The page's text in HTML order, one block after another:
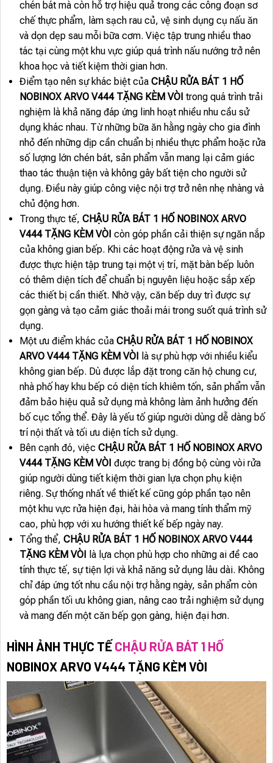
chén bát mà còn hỗ trợ hiệu quả trong các công đoạn sơ
chế thực phẩm, làm sạch rau củ, vệ sinh dụng cụ nấu ăn
và dọn dẹp sau mỗi bữa cơm. Việc tập trung nhiều thao
tác tại cùng một khu vực giúp quá trình nấu nướng trở nên
khoa học và tiết kiệm thời gian hơn.
Điểm tạo nên sự khác biệt của CHẬU RỬA BÁT 1 HỐ
NOBINOX ARVO V444 TẶNG KÈM VÒI trong quá trình trải
nghiệm là khả năng đáp ứng linh hoạt nhiều nhu cầu sử
dụng khác nhau. Từ những bữa ăn hằng ngày cho gia đình
nhỏ đến những dịp cần chuẩn bị nhiều thực phẩm hoặc rửa
số lượng lớn chén bát, sản phẩm vẫn mang lại cảm giác
thao tác thuận tiện và không gây bất tiện cho người sử
dụng. Điều này giúp công việc nội trợ trở nên nhẹ nhàng và
chủ động hơn.
Trong thực tế, CHẬU RỬA BÁT 1 HỐ NOBINOX ARVO
V444 TẶNG KÈM VÒI còn góp phần cải thiện sự ngăn nắp
của không gian bếp. Khi các hoạt động rửa và vệ sinh
được thực hiện tập trung tại một vị trí, mặt bàn bếp luôn
có thêm diện tích để chuẩn bị nguyên liệu hoặc sắp xếp
các thiết bị cần thiết. Nhờ vậy, căn bếp duy trì được sự
gọn gàng và tạo cảm giác thoải mái trong suốt quá trình sử
dụng.
Một ưu điểm khác của CHẬU RỬA BÁT 1 HỐ NOBINOX
ARVO V444 TẶNG KÈM VÒI
là sự phù hợp với nhiều kiểu
không gian bếp. Dù được lắp đặt trong căn hộ chung cư,
nhà phố hay khu bếp có diện tích khiêm tốn, sản phẩm vẫn
đảm bảo hiệu quả sử dụng mà không làm ảnh hưởng đến
bố cục tổng thể. Đây là yếu tố giúp người dùng dễ dàng bố
trí nội thất và tối ưu diện tích sử dụng.
Bên cạnh đó, việc CHẬU RỬA BÁT 1 HỐ NOBINOX ARVO
V444 TẶNG KÈM VÒI được trang bị đồng bộ cùng vòi rửa
giúp người dùng tiết kiệm thời gian lựa chọn phụ kiện
riêng. Sự thống nhất về thiết kế cũng góp phần tạo nên
một khu vực rửa hiện đại, hài hòa và mang tính thẩm mỹ
cao, phù hợp với xu hướng thiết kế bếp ngày nay.
Tổng thể, CHẬU RỬA BÁT 1 HỐ NOBINOX ARVO V444
TẶNG KÈM VÒI
là lựa chọn phù hợp cho những ai đề cao
tính thực tế, sự tiện lợi và khả năng sử dụng lâu dài. Không
chỉ đáp ứng tốt nhu cầu nội trợ hằng ngày, sản phẩm còn
góp phần tối ưu không gian, nâng cao trải nghiệm sử dụng
và mang đến một căn bếp gọn gàng, hiện đại hơn.
HÌNH ẢNH THỰC TẾ CHẬU RỬA BÁT 1 HỐ
NOBINOX ARVO V444 TẶNG KÈM VÒI